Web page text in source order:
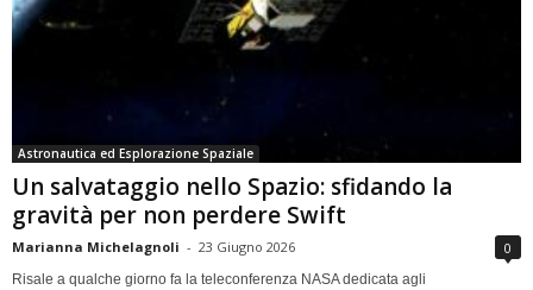
Astronautica ed Esplorazione Spaziale
Un salvataggio nello Spazio: sfidando la
gravità per non perdere Swift
Marianna Michelagnoli - 23 Giugno 2026 0
Risale a qualche giorno fa la teleconferenza NASA dedicata agli